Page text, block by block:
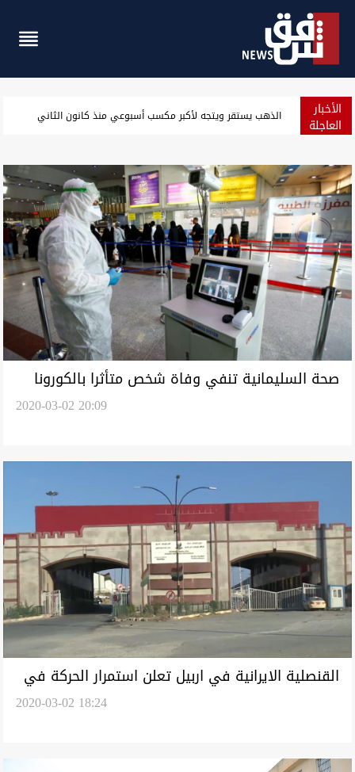
الأخبار
العاجلة الحوثيون يقصفون مواقع في مدينة مأرب بالصواريخ والمسيّرات
صحة السليمانية تنفي وفاة شخص متأثرا بالكورونا
2020-03-02 20:09
القنصلية الايرانية في اربيل تعلن استمرار الحركة في
2020-03-02 18:24